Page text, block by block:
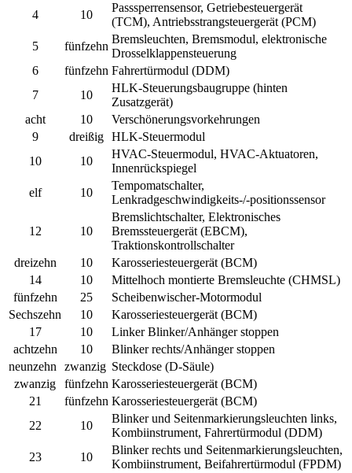
4
10
Passsperrensensor, Getriebesteuergerät
(TCM), Antriebsstrangsteuergerät (PCM)
5
fünfzehn
Bremsleuchten, Bremsmodul, elektronische
Drosselklappensteuerung
6
fünfzehn Fahrertürmodul (DDM)
7
10
HLK-Steuerungsbaugruppe (hinten
Zusatzgerät)
acht
10
Verschönerungsvorkehrungen
9
dreißig HLK-Steuermodul
10
10
HVAC-Steuermodul, HVAC-Aktuatoren,
Innenrückspiegel
elf
10
Tempomatschalter,
Lenkradgeschwindigkeits-/-positionssensor
12 10
Bremslichtschalter, Elektronisches
Bremssteuergerät (EBCM),
Traktionskontrollschalter
dreizehn
10
Karosseriesteuergerät (BCM)
14
10
Mittelhoch montierte Bremsleuchte (CHMSL)
fünfzehn
25
Scheibenwischer-Motormodul
Sechszehn
10
Karosseriesteuergerät (BCM)
17
10
Linker Blinker/Anhänger stoppen
achtzehn
10
Blinker rechts/Anhänger stoppen
neunzehn
zwanzig Steckdose (D-Säule)
zwanzig
fünfzehn Karosseriesteuergerät (BCM)
21
fünfzehn Karosseriesteuergerät (BCM)
22
10
Blinker und Seitenmarkierungsleuchten links,
Kombiinstrument, Fahrertürmodul (DDM)
23
10
Blinker rechts und Seitenmarkierungsleuchten,
Kombiinstrument, Beifahrertürmodul (FPDM)